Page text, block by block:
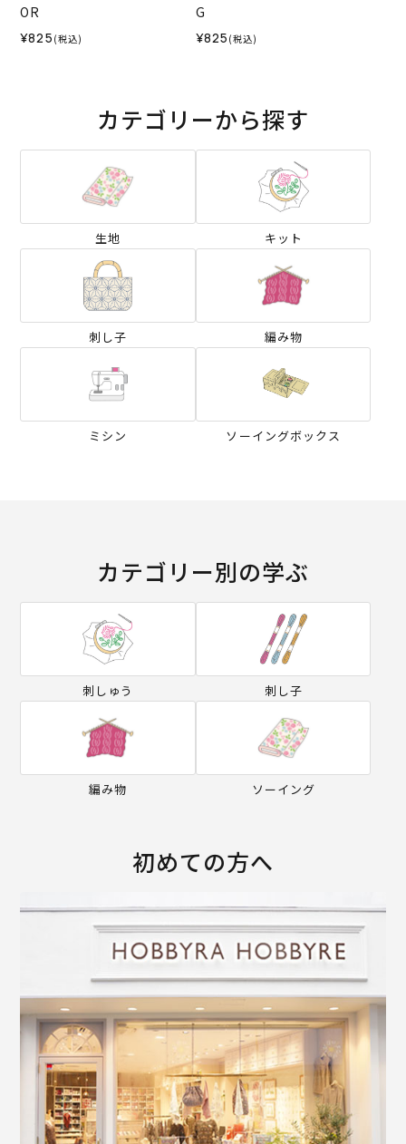
OR
¥825 (税込)
G
¥825 (税込)
カテゴリーから探す
生地 キット
刺し子 編み物
ミシン ソーイングボックス
カテゴリー別の学ぶ
刺しゅう 刺し子
編み物 ソーイング
初めての方へ